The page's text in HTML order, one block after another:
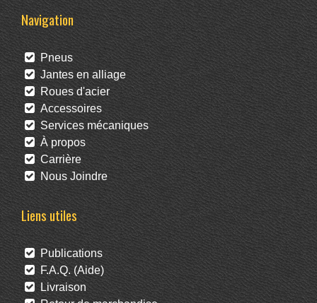
Navigation
Pneus
Jantes en alliage
Roues d'acier
Accessoires
Services mécaniques
À propos
Carrière
Nous Joindre
Liens utiles
Publications
F.A.Q. (Aide)
Livraison